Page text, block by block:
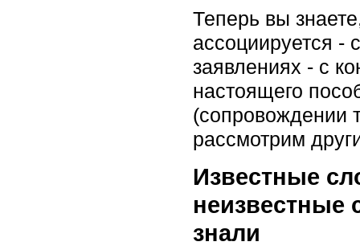
Теперь вы
ассоциируется -
заявлениях - с
настоящего
(сопровождении
рассмотрим
Известные
неизвестные
знали